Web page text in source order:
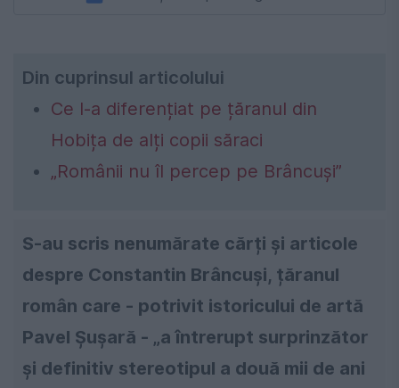
Din cuprinsul articolului
Ce l-a diferențiat pe țăranul din
Hobița de alți copii săraci
„Românii nu îl percep pe Brâncuși”
S-au scris nenumărate cărți și articole
despre Constantin Brâncuși, țăranul
român care - potrivit istoricului de artă
Pavel Șușară - „a întrerupt surprinzător
și definitiv stereotipul a două mii de ani